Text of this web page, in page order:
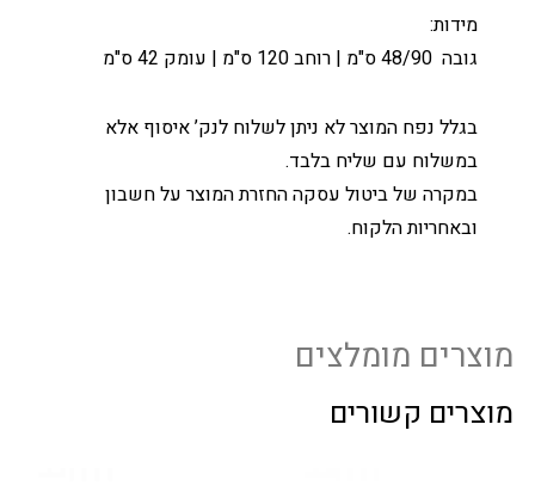
מידות:
גובה 48/90 ס"מ | רוחב 120 ס"מ | עומק 42 ס"מ
בגלל נפח המוצר לא ניתן לשלוח לנק’ איסוף אלא
במשלוח עם שליח בלבד.
במקרה של ביטול עסקה החזרת המוצר על חשבון
ובאחריות הלקוח.
מוצרים מומלצים
מוצרים קשורים